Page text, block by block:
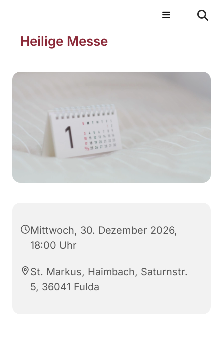
Heilige Messe
Mittwoch, 30. Dezember 2026,
18:00 Uhr
St. Markus, Haimbach, Saturnstr.
5, 36041 Fulda